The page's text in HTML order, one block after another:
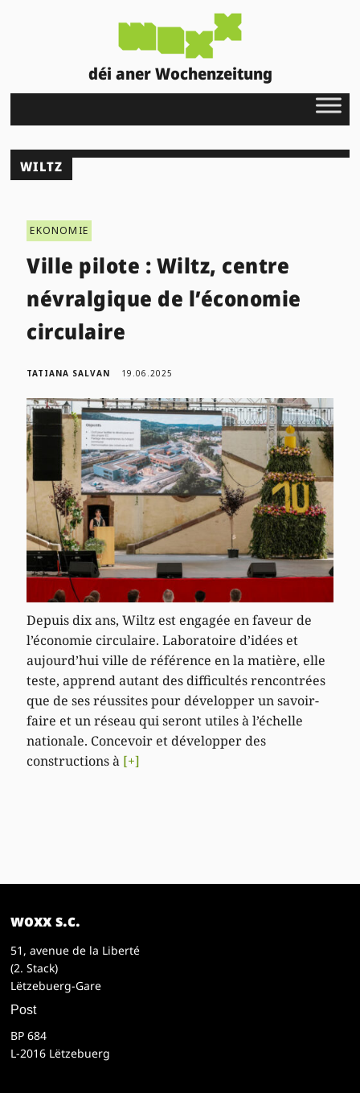
déi aner Wochenzeitung
WILTZ
EKONOMIE
Ville pilote : Wiltz, centre
névralgique de l’économie
circulaire
TATIANA SALVAN 19.06.2025
Depuis dix ans, Wiltz est engagée en faveur de
l’économie circulaire. Laboratoire d’idées et
aujourd’hui ville de référence en la matière, elle
teste, apprend autant des difficultés rencontrées
que de ses réussites pour développer un savoir-
faire et un réseau qui seront utiles à l’échelle
nationale. Concevoir et développer des
constructions à [+]
woxx s.c.
51, avenue de la Liberté
(2. Stack)
Lëtzebuerg-Gare
Post
BP 684
L-2016 Lëtzebuerg